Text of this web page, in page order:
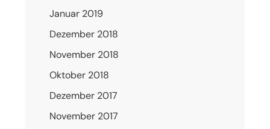
Januar 2019
Dezember 2018
November 2018
Oktober 2018
Dezember 2017
November 2017